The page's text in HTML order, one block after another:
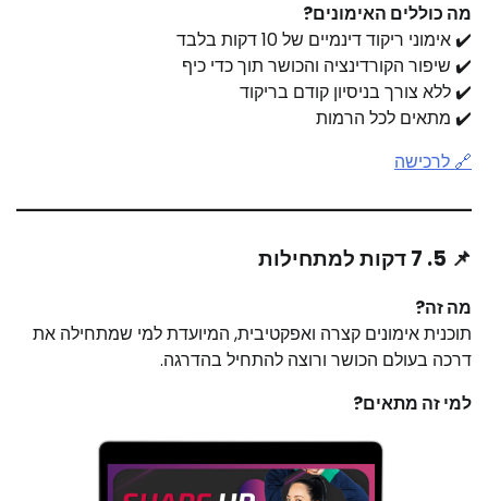
מה כוללים האימונים?
✔️ אימוני ריקוד דינמיים של 10 דקות בלבד
✔️ שיפור הקורדינציה והכושר תוך כדי כיף
✔️ ללא צורך בניסיון קודם בריקוד
✔️ מתאים לכל הרמות
🔗 לרכישה
📌 5. 7 דקות למתחילות
מה זה?
תוכנית אימונים קצרה ואפקטיבית, המיועדת למי שמתחילה את
דרכה בעולם הכושר ורוצה להתחיל בהדרגה.​
למי זה מתאים?